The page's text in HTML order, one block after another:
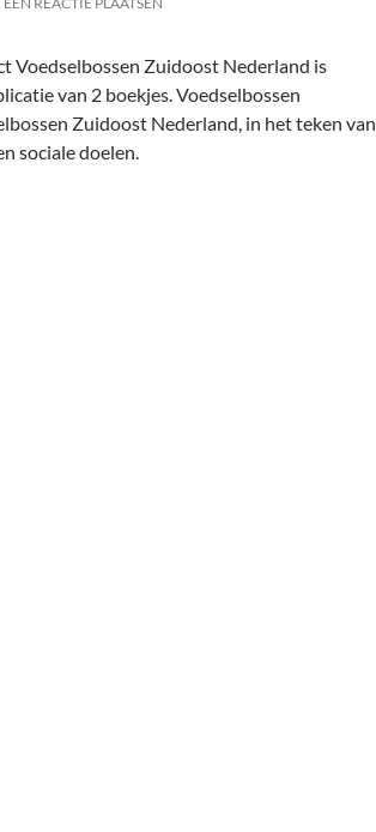
Voedselbossen Zuidoost Nederland is
van 2 boekjes. Voedselbossen
Zuidoost Nederland, in het teken van
sociale doelen.